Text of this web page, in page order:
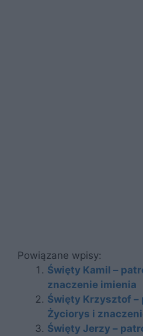
Powiązane wpisy:
Święty Kamil –
znaczenie imienia
Święty Krzysztof –
Życiorys i
Święty Jerzy –